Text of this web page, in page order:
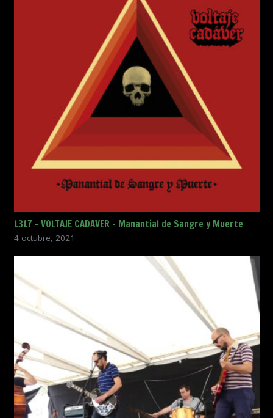
1317 – VOLTAJE CADAVER – Manantial de Sangre y Muerte
4 octubre, 2021